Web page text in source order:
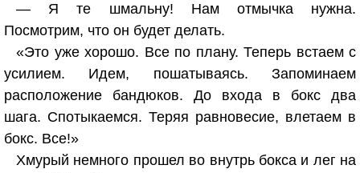
— Я те шмальну! Нам отмычка нужна.
Посмотрим, что он будет делать.
«Это уже хорошо. Все по плану. Теперь встаем с
усилием. Идем, пошатываясь. Запоминаем
расположение бандюков. До входа в бокс два
шага. Спотыкаемся. Теряя равновесие, влетаем в
бокс. Все!»
Хмурый немного прошел во внутрь бокса и лег на